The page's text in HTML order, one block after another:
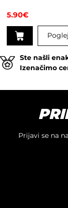
5.90€
Ste našli
Izenačimo
Prijavi se na